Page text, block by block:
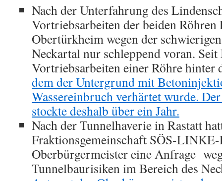
Nach der Unterfahrung des
Vortriebsarbeiten der beiden Röhren
Obertürkheim wegen der
Neckartal nur schleppend voran.
Vortriebsarbeiten einer Röhre hinter
dem der Untergrund mit
Wassereinbruch verhärtet wurde.
stockte deshalb über ein Jahr.
Nach der Tunnelhaverie in Rastatt
Fraktionsgemeinschaft SÖS-LINKE-
Oberbürgermeister eine Anfrage
Tunnelbaurisiken im Bereich des